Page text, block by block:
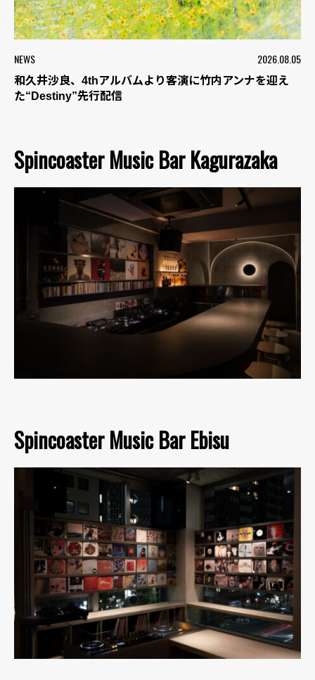
NEWS 2026.08.05
和久井沙良、4thアルバムより客演に竹内アンナを迎え
た“Destiny”先行配信
Spincoaster Music Bar Kagurazaka
Spincoaster Music Bar Ebisu